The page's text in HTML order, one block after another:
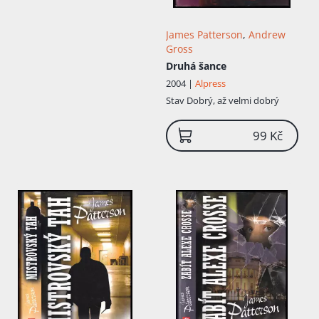
James Patterson, Andrew
Gross
Druhá šance
2004 | Alpress
Stav Dobrý, až velmi dobrý
99 Kč